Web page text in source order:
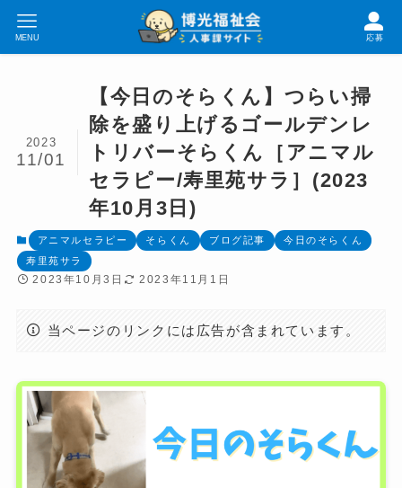
応募
MENU
【今日のそらくん】つらい掃
除を盛り上げるゴールデンレ
トリバーそらくん［アニマル
セラピー/寿里苑サラ］(2023
年10月3日)
2023
11/01
アニマルセラピー そらくん ブログ記事
今日のそらくん
寿里苑サラ
2023年10月3日 2023年11月1日
当ページのリンクには広告が含まれています。